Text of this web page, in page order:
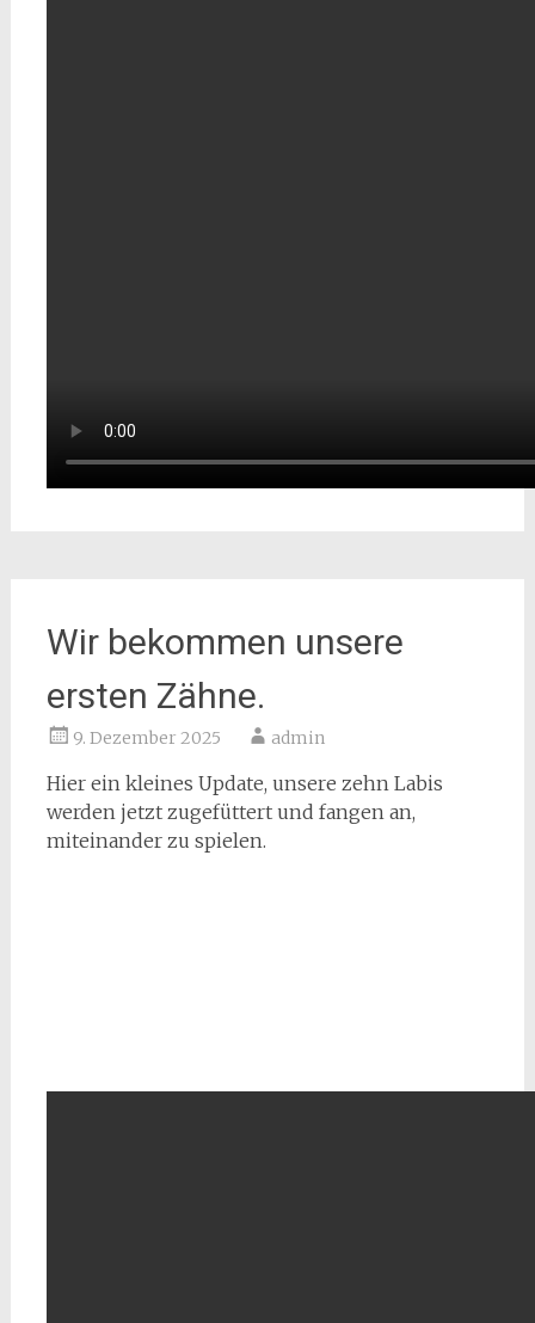
Wir bekommen unsere
ersten Zähne.
9. Dezember 2025 admin
Hier ein kleines Update, unsere zehn Labis
werden jetzt zugefüttert und fangen an,
miteinander zu spielen.